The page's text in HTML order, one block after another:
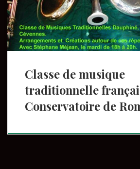
France. Apprentissage du répertoire,
d’arrangements, approche […]
Classe de musique
traditionnelle
Conservatoire de